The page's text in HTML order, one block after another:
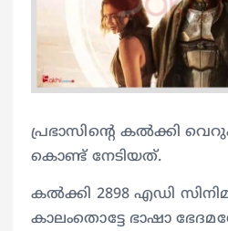
പ്രഭാസിന്റെ കല്‍ക്കി
കൊണ്ട് നേടിയത്.
കല്‍ക്കി 2898 എഡി
കാലംതൊട്ടേ ഭാഷാ